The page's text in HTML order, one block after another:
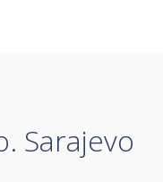
Sarajevo